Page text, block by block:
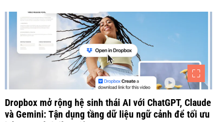
Dropbox mở rộng hệ sinh thái AI với ChatGPT, Claude
và Gemini: Tận dụng tầng dữ liệu ngữ cảnh để tối ưu